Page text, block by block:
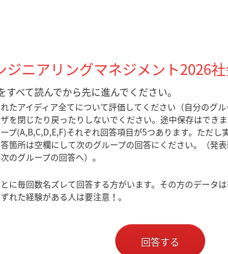
ジニアリングマネジメント2026
すべて読んでから先に進んでください。
たアイディア全てについて評価してください（自分のグル
を閉じたり戻ったりしないでください。途中保存はできま
プ(A,B,C,D,E,F)それぞれ回答項目が5つあります。ただ
箇所は空欄にして次のグループの回答にください。（発
のグループの回答へ）。
に毎回数名ズレて回答する方がいます。その方のデータ
れた経験がある人は要注意！。
回答する